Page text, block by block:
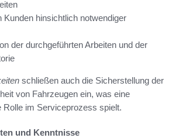
Kunden hinsichtlich notwendiger
der durchgeführten Arbeiten und der
schließen auch die Sicherstellung der
von Fahrzeugen ein, was eine
Rolle im Serviceprozess spielt.
und Kenntnisse